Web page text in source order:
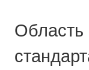
Область